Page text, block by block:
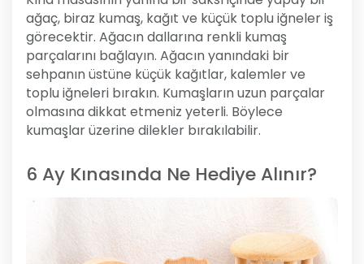
ağaç, biraz kumaş, kağıt ve küçük toplu iğneler iş
görecektir. Ağacın dallarına renkli kumaş
parçalarını bağlayın. Ağacın yanındaki bir
sehpanın üstüne küçük kağıtlar, kalemler ve
toplu iğneleri bırakın. Kumaşların uzun parçalar
olmasına dikkat etmeniz yeterli. Böylece
kumaşlar üzerine dilekler bırakılabilir.
6 Ay Kınasında Ne Hediye Alınır?